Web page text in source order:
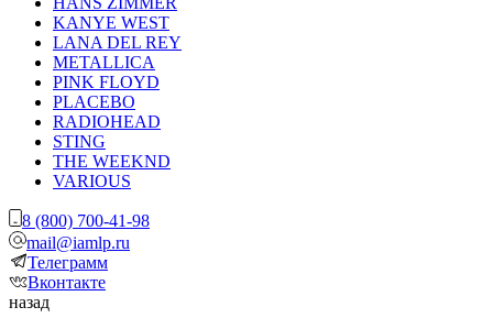
KANYE WEST
LANA DEL REY
METALLICA
PINK FLOYD
PLACEBO
RADIOHEAD
STING
THE WEEKND
VARIOUS
8 (800) 700-41-98
mail@iamlp.ru
Телеграмм
Вконтакте
назад